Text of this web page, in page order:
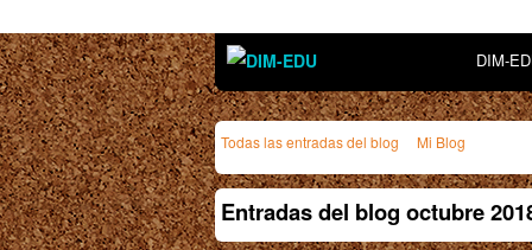
DIM-
Todas las entradas del blog Mi Blog
Entradas del blog octubre